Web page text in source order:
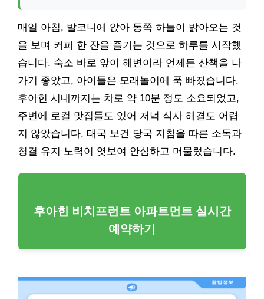
매일 아침, 발코니에 앉아 동쪽 하늘이 밝아오는 것
을 보며 커피 한 잔을 즐기는 것으로 하루를 시작했
습니다. 숙소 바로 앞이 해변이라 언제든 산책을 나
가기 좋았고, 아이들은 모래놀이에 푹 빠졌습니다.
후아힌 시내까지는 차로 약 10분 정도 소요되었고,
주변에 로컬 맛집들도 있어 저녁 식사 해결도 어렵
지 않았습니다. 태국 보건 당국 지침을 따른 소독과
청결 유지 노력이 엿보여 안심하고 머물렀습니다.
후아힌 비치프런트 아파트먼트 실시간
예약하기